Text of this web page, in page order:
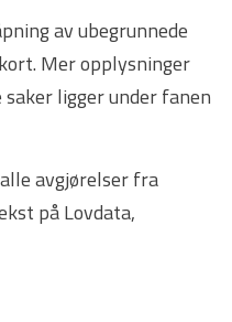
av ubegrunnede
Mer opplysninger
ligger under fanen
avgjørelser fra
på Lovdata,